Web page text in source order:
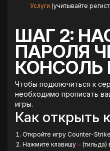
Услуги (учитывайте
ШАГ 2:
ПАРОЛЯ
КОНСОЛЬ
Чтобы подключиться к
необходимо прописать
игры.
Как открыть
Откройте игру Counter-
Нажмите клавишу ~ (тильда)